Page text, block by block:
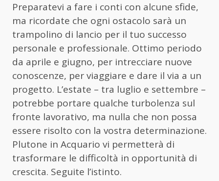
Preparatevi a fare i conti con alcune sfide,
ma ricordate che ogni ostacolo sarà un
trampolino di lancio per il tuo successo
personale e professionale. Ottimo periodo
da aprile e giugno, per intrecciare nuove
conoscenze, per viaggiare e dare il via a un
progetto. L’estate – tra luglio e settembre –
potrebbe portare qualche turbolenza sul
fronte lavorativo, ma nulla che non possa
essere risolto con la vostra determinazione.
Plutone in Acquario vi permetterà di
trasformare le difficoltà in opportunità di
crescita. Seguite l’istinto.